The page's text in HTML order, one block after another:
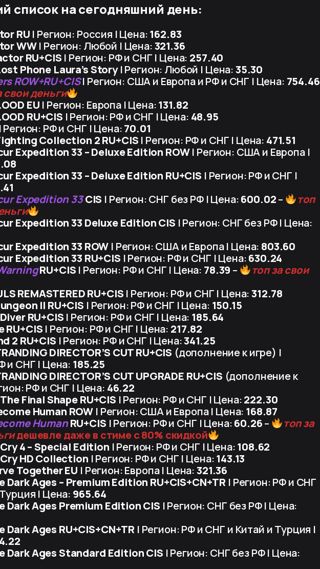
список на сегодняшний день:
RU | Регион: Россия | Цена:162.83
WW| Регион: Любой | Цена:321.36
RU+CIS | Регион: РФ и СНГ | Цена: 257.40
Phone Laura’s Story| Регион: Любой | Цена:35.30
ROW+RU+CIS| Регион: США и Европа и РФ и СНГ | Цена: 754.46
свои деньги
EU | Регион: Европа | Цена:131.82
RU+CIS | Регион: РФ и СНГ | Цена: 48.95
РФ и СНГ | Цена:70.01
Collection 2 RU+CIS | Регион: РФ и СНГ | Цена: 471.51
Expedition 33 – Deluxe Edition ROW| Регион: США и Европа |
Expedition 33 – Deluxe Edition RU+CIS | Регион: РФ и СНГ |
Expedition 33CIS | Регион: СНГ без РФ | Цена:600.02–
топ
Expedition 33 Deluxe Edition CIS | Регион: СНГ без РФ | Цена:
Expedition 33 ROW | Регион: США и Европа | Цена: 803.60
Expedition 33 RU+CIS | Регион: РФ и СНГ | Цена:630.24
RU+CIS | Регион: РФ и СНГ | Цена: 78.39 –
топ за свои
REMASTERED RU+CIS | Регион: РФ и СНГ | Цена:312.78
II RU+CIS | Регион: РФ и СНГ | Цена: 150.15
RU+CIS | Регион: РФ и СНГ | Цена: 185.64
RU+CIS | Регион: РФ и СНГ | Цена: 217.82
2 RU+CIS | Регион: РФ и СНГ | Цена:341.25
DIRECTOR’S CUT RU+CIS (дополнение к игре) |
и СНГ | Цена: 185.25
DIRECTOR’S CUT UPGRADE RU+CIS (дополнение к
РФ и СНГ | Цена: 46.22
Final Shape RU+CIS | Регион: РФ и СНГ | Цена:222.30
Human ROW | Регион: США и Европа | Цена: 168.87
HumanRU+CIS | Регион: РФ и СНГ | Цена:60.26–
топ за
дешевле даже в стиме с 80% скидкой
4 – Special Edition | Регион: РФ и СНГ | Цена:108.62
HD Collection | Регион: РФ и СНГ | Цена:143.13
Together EU | Регион: Европа | Цена:321.36
Dark Ages – Premium Edition RU+CIS+CN+TR | Регион: РФ и СНГ
| Цена: 965.64
Dark Ages Premium Edition CIS | Регион: СНГ без РФ | Цена:
Dark Ages RU+CIS+CN+TR | Регион: РФ и СНГ и Китай и Турция |
Dark Ages Standard Edition CIS | Регион: СНГ без РФ | Цена: